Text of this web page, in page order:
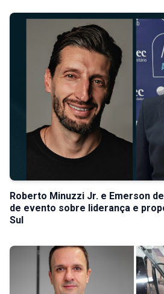
Roberto Minuzzi Jr. e Emerson
de evento sobre liderança e
Sul